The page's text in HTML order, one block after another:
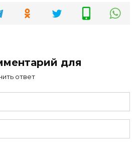
для
ответ